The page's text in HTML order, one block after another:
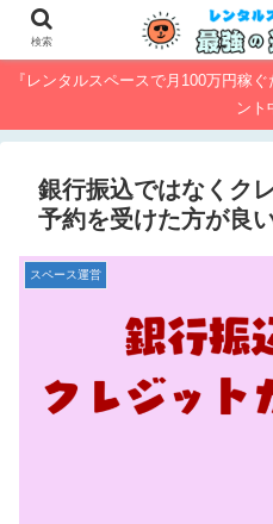
『レンタルスペースで月100万円稼
ント
銀行振込ではなくク
予約を受けた方が良
スペース運営
検索